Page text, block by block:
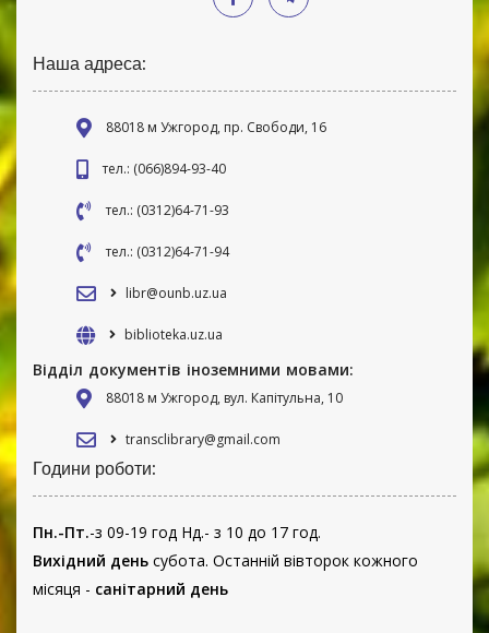
Наша адреса:
88018 м Ужгород, пр. Свободи, 16
тел.: (066)894-93-40
тел.: (0312)64-71-93
тел.: (0312)64-71-94
libr@ounb.uz.ua
biblioteka.uz.ua
Відділ документів іноземними мовами:
88018 м Ужгород, вул. Капітульна, 10
transclibrary@gmail.com
Години роботи:
Пн.-Пт.-з 09-19 год Нд.- з 10 до 17 год.
Вихідний день субота. Останній вівторок кожного
місяця - санітарний день